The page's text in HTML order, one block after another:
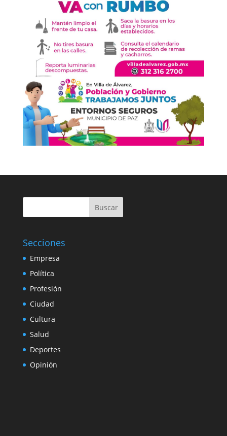
Buscar
Secciones
Empresa
Política
Profesión
Ciudad
Cultura
Salud
Deportes
Opinión